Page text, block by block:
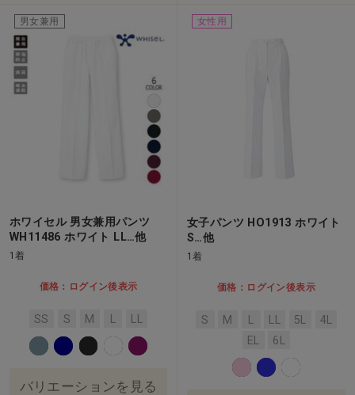
男女兼用
ホワイセル 男女兼用パンツ
WH11486 ホワイト LL…他
1着
価格：ログイン後表示
SS S M
バリエーションを見る
女性用
女子パンツ HO1913 ホワイト
S…他
1着
価格：ログイン後表示
S M 5L
4L
EL
6L